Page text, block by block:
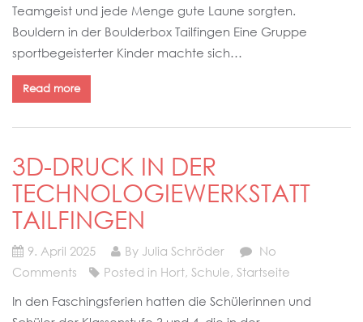
Teamgeist und jede Menge gute Laune sorgten.
Bouldern in der Boulderbox Tailfingen Eine Gruppe
sportbegeisterter Kinder machte sich…
Read more
3D-DRUCK IN DER
TECHNOLOGIEWERKSTATT
TAILFINGEN
9. April 2025 By Julia Schröder
No
Comments
Posted in Hort, Schule, Startseite
In den Faschingsferien hatten die Schülerinnen und